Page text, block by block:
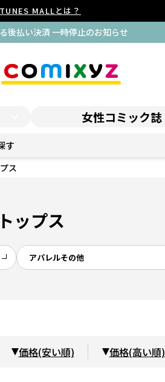
MALLとは？
後払い決済 一時停止のお知らせ
女性コミック誌
す
ス
トップス
アパレルその他
価格(安い順) 価格(高い順)